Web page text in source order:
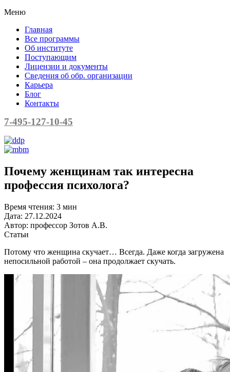
Меню
Главная
Все программы
Об институте
Поступающим
Лицензии и документы
Сведения об обр. организации
Карьера
Блог
Контакты
7-495-127-10-45
Почему женщинам так интересна
профессия психолога?
Время чтения: 3 мин
Дата: 27.12.2024
Автор: профессор Зотов А.В.
Статьи
Потому что женщина скучает… Всегда. Даже когда загружена
непосильной работой – она продолжает скучать.